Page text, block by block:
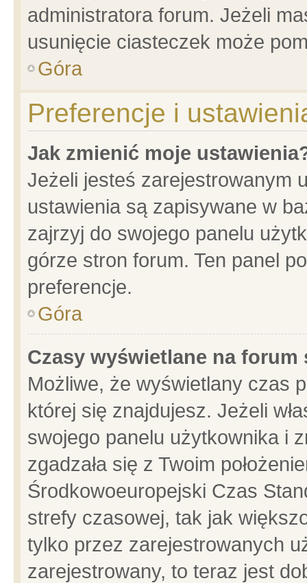
administratora forum. Jeżeli
usunięcie ciasteczek może
Góra
Preferencje i
Jak zmienić moje
Jeżeli jesteś zarejestrowanym
ustawienia są zapisywane w
zajrzyj do swojego panelu
górze stron forum. Ten panel
preferencje.
Góra
Czasy wyświetlane na forum
Możliwe, że wyświetlany czas
której się znajdujesz. Jeżeli
swojego panelu użytkownika i
zgadzała się z Twoim
Środkowoeuropejski Czas
strefy czasowej, tak jak
tylko przez zarejestrowanych
zarejestrowany, to teraz jest